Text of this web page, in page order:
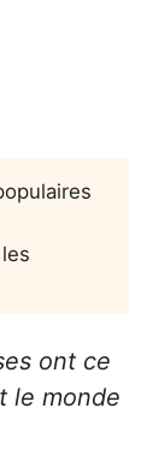
ont ce
le monde